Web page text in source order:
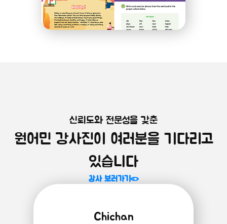
원어민 화상영어를 시작하는 모
든 학생 학습자 추천!
학생 대표 수준별 과정은 'Brainstorm
English' 교재로 진행되며 '스스로 생각하
는 힘'을 기르기 위함을 중점적으로 다루며
유추하는 힘을 길러줍니다.
신뢰도와 전문성을 갖춘
원어민 강사진이 여러분을 기다리고
있습니다
강사 보러가기
Chichan